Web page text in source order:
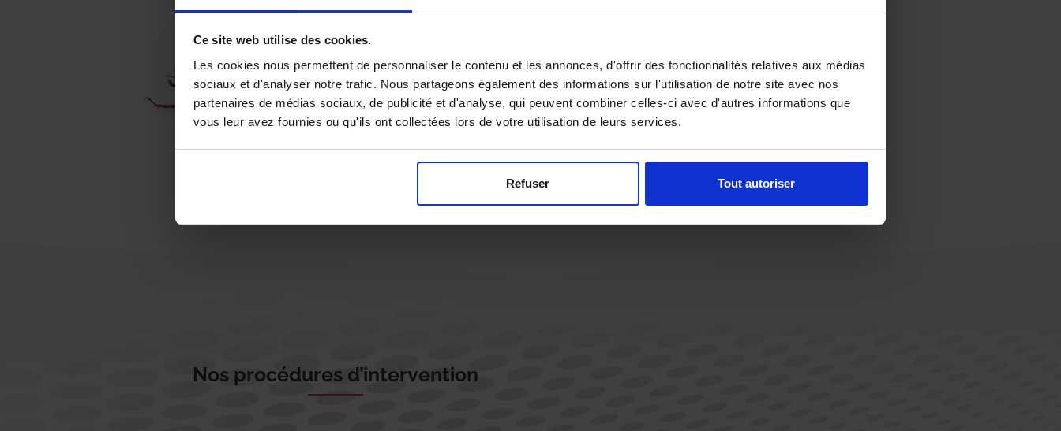
Ce site web utilise des cookies.
Les cookies nous permettent de personnaliser le contenu et les annonces, d'offrir des fonctionnalités relatives aux médias
sociaux et d'analyser notre trafic. Nous partageons également des informations sur l'utilisation de notre site avec nos
partenaires de médias sociaux, de publicité et d'analyse, qui peuvent combiner celles-ci avec d'autres informations que
vous leur avez fournies ou qu'ils ont collectées lors de votre utilisation de leurs services.
Refuser Tout autoriser
Vous souhaitez être
Nos procédures d’intervention